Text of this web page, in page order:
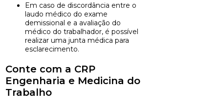
Em caso de discordância entre o
laudo médico do exame
demissional e a avaliação do
médico do trabalhador, é possível
realizar uma junta médica para
esclarecimento.
Conte com a CRP
Engenharia e Medicina do
Trabalho